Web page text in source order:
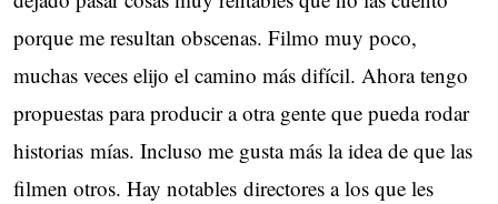
porque me resultan obscenas. Filmo muy poco,
muchas veces elijo el camino más difícil. Ahora tengo
propuestas para producir a otra gente que pueda rodar
historias mías. Incluso me gusta más la idea de que las
filmen otros. Hay notables directores a los que les